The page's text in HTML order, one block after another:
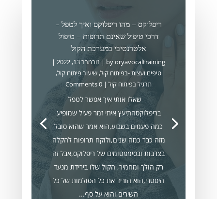
ריפלוקס – מהו ריפלוקס ואיך לטפל -
דרכי טיפול שאינם תרופות – טיפול
אלטרנטיבי במערכת הקול
byoryavocaltraining
|נובמבר 13, 2022
|
טיפים ועצות -בפיתוח קול, שיעור פיתוח קול,
תרגיל בפיתוח קול| 0 Comments
שאלו אותי איך אפשר לטפל
בריפלוקסהתיעץ איתי זמר פעיל שמופיע
כמה פעמים בשבוע,הוא אמר שהוא סובל
מזה כבר כמה שנים,ולוקח תרופות להקלה
בצרבות ובסימפטומים של ריפלוקס,אבל זה
רק הולך ומחמיר, הקול שלו בירידת מנעד
היסטרי,הוא הוריד את כל הסולמות של כל
השירים,והוא על סף...